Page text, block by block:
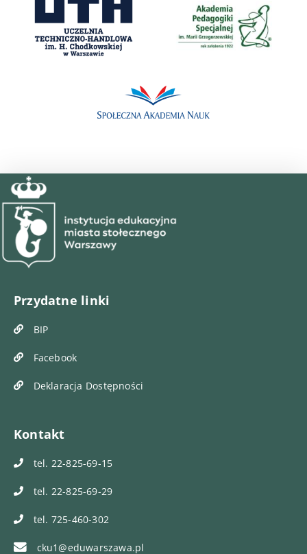
Przydatne linki
BIP
Facebook
Deklaracja Dostępności
Kontakt
tel. 22-825-69-15
tel. 22-825-69-29
tel. 725-460-302
cku1@eduwarszawa.pl